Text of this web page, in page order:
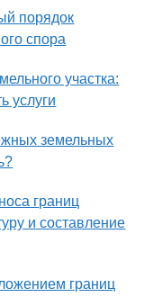
порядок
спора
участка:
услуги
земельных
границ
и составление
границ